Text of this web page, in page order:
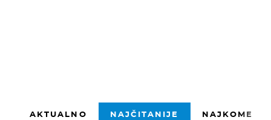
AKTUALNO NAJČITANIJE